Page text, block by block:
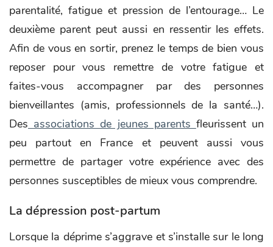
parentalité, fatigue et pression de l’entourage… Le
deuxième parent peut aussi en ressentir les effets.
Afin de vous en sortir, prenez le temps de bien vous
reposer pour vous remettre de votre fatigue et
faites-vous accompagner par des personnes
bienveillantes (amis, professionnels de la santé…).
Des associations de jeunes parents fleurissent un
peu partout en France et peuvent aussi vous
permettre de partager votre expérience avec des
personnes susceptibles de mieux vous comprendre.
La dépression post-partum
Lorsque la déprime s’aggrave et s’installe sur le long